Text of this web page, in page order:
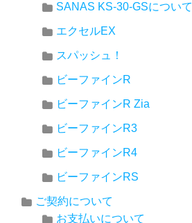
SANAS KS-30-GSについて
エクセルEX
スパッシュ！
ビーファインR
ビーファインR Zia
ビーファインR3
ビーファインR4
ビーファインRS
ご契約について
お支払いについて